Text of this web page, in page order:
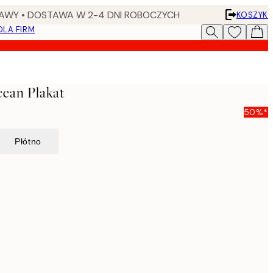
• DOSTAWA W 2-4 DNI ROBOCZYCH
KOSZYK
FIRM
Plakat
50%*
Płótno